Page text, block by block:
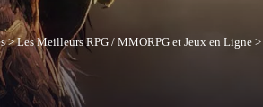
>Les Meilleurs RPG / MMORPG et Jeux en Ligne >